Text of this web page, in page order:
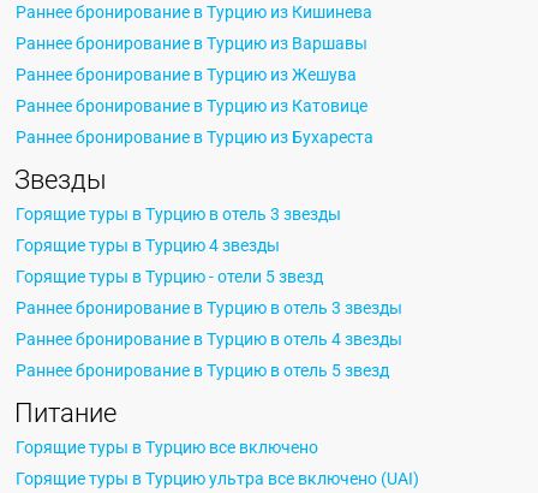
Раннее бронирование в Турцию из Кишинева
Раннее бронирование в Турцию из Варшавы
Раннее бронирование в Турцию из Жешува
Раннее бронирование в Турцию из Катовице
Раннее бронирование в Турцию из Бухареста
Звезды
Горящие туры в Турцию в отель 3 звезды
Горящие туры в Турцию 4 звезды
Горящие туры в Турцию - отели 5 звезд
Раннее бронирование в Турцию в отель 3 звезды
Раннее бронирование в Турцию в отель 4 звезды
Раннее бронирование в Турцию в отель 5 звезд
Питание
Горящие туры в Турцию все включено
Горящие туры в Турцию ультра все включено (UAI)